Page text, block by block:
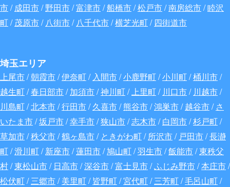
市/ 成田市/野田市/富津市/船橋市/松戸市/南房総市/睦沢
町/茂原市/ 八街市/ 八千代市/横芝光町/ 四街道市
埼玉エリア
上尾市/朝霞市/伊奈町/ 入間市/小鹿野町/小川町/桶川市/
越生町/春日部市/加須市/神川町/上里町/ 川口市/ 川越市/
川島町/北本市/行田市/久喜市/熊谷市/鴻巣市/越谷市/ さ
いたま市/坂戸市/幸手市/狭山市/志木市/白岡市/杉戸町/
草加市/秩父市/鶴ヶ島市/ ときがわ町/所沢市/ 戸田市/長瀞
町/滑川町/新座市/蓮田市/鳩山町/羽生市/飯能市/東秩父
村/東松山市/ 日高市/深谷市/富士見市/ふじみ野市/本庄市/
松伏町/三郷市/美里町/皆野町/宮代町/三芳町/毛呂山町/